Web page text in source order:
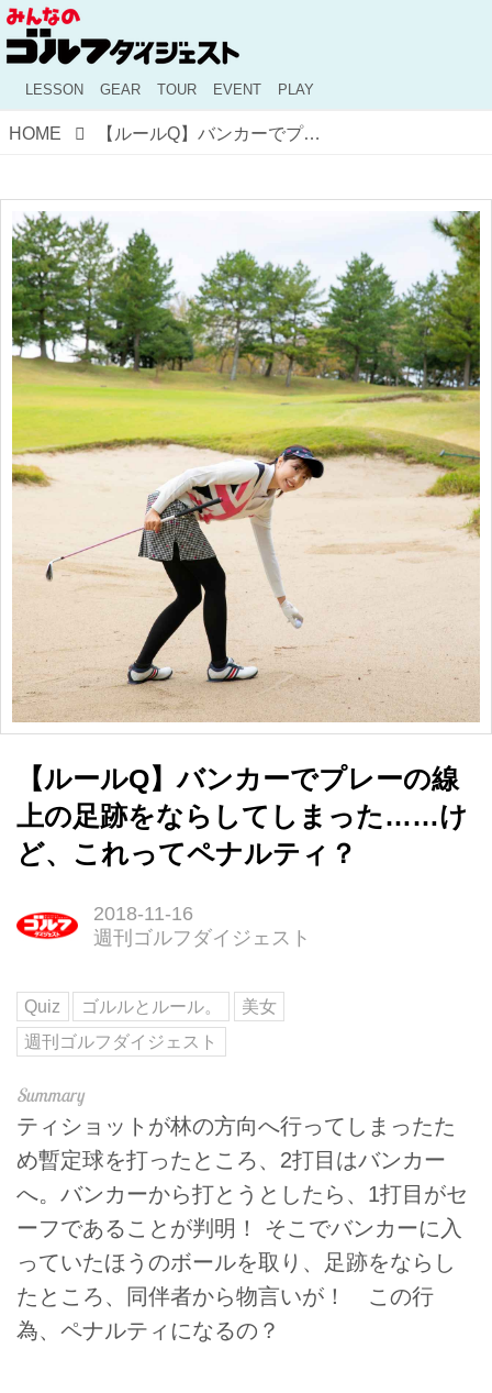
LESSON GEAR TOUR EVENT PLAY
HOME 【ルールQ】バンカーでプレーの線上の足跡をならしてしまった……けど、これってペナルティ？
【ルールQ】バンカーでプレーの線
上の足跡をならしてしまった……け
ど、これってペナルティ？
2018-11-16
週刊ゴルフダイジェスト
Quiz ゴルルとルール。
美女
週刊ゴルフダイジェスト
ティショットが林の方向へ行ってしまったた
め暫定球を打ったところ、2打目はバンカー
へ。バンカーから打とうとしたら、1打目がセ
ーフであることが判明！ そこでバンカーに入
っていたほうのボールを取り、足跡をならし
たところ、同伴者から物言いが！ この行
為、ペナルティになるの？